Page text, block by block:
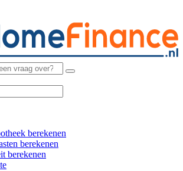
berekenen
berekenen
berekenen